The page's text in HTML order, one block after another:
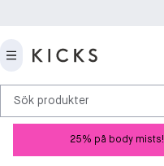
Sök produkter
25% på body mists!